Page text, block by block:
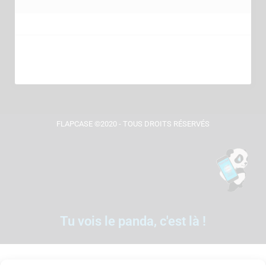
FLAPCASE ©2020 - TOUS DROITS RÉSERVÉS
Tu vois le panda, c'est là !